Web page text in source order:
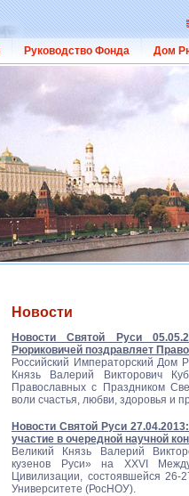
Руководство Фонда Дом
Новости
Новости Святой Руси
Рюриковичей поздравляет
Российский Императорский Дом
Князь Валерий Викторович
Православных с Праздником
воли счастья, любви, здоровья и
Новости Святой Руси
участие в очередной научной
Великий Князь Валерий
кузенов Руси» на XXVI
Цивилизации, состоявшейся 26-
Университете (РосНОУ).